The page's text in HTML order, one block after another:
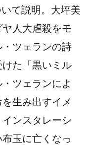
て説明。大坪美
人大虐殺をモ
ツェランの詩
た「黒いミル
ツェランによ
生み出すイメ
ンスタレーシ
玉に亡くなっ